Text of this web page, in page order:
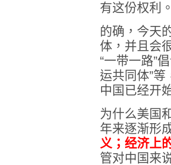
有这份权利。
的确，今天
体，并且会
“一带一路”
运共同体”
中国已经开
为什么美国
年来逐渐形
义；经济上
管对中国来